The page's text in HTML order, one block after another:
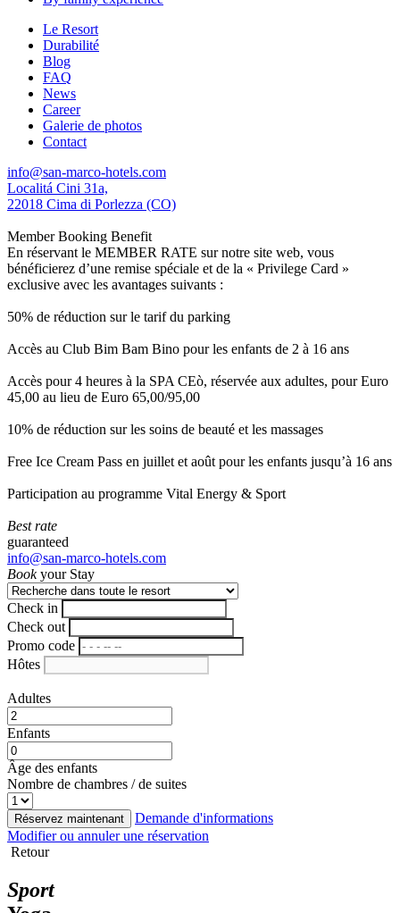
Le Resort
Durabilité
Blog
FAQ
News
Career
Galerie de photos
Contact
info@san-marco-hotels.com
Localitá Cini 31a,
22018 Cima di Porlezza (CO)
Member Booking Benefit
En réservant le MEMBER RATE sur notre site web, vous
bénéficierez d’une remise spéciale et de la « Privilege Card »
exclusive avec les avantages suivants :
50% de réduction sur le tarif du parking
Accès au Club Bim Bam Bino pour les enfants de 2 à 16 ans
Accès pour 4 heures à la SPA CEò, réservée aux adultes, pour Euro
45,00 au lieu de Euro 65,00/95,00
10% de réduction sur les soins de beauté et les massages
Free Ice Cream Pass en juillet et août pour les enfants jusqu’à 16 ans
Participation au programme Vital Energy & Sport
Best rate
guaranteed
info@san-marco-hotels.com
Bookyour Stay
Check in
Check out
Promo code
Hôtes
Adultes
Enfants
Âge des enfants
Nombre de chambres / de suites
Réservez maintenant
Demande d'informations
Modifier ou annuler une réservation
Retour
Sport